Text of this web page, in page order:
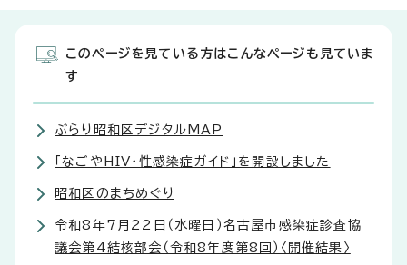
このページを見ている方はこんなページも見ていま
す
ぶらり昭和区デジタルMAP
「なごやHIV・性感染症ガイド」を開設しました
昭和区のまちめぐり
令和8年7月22日（水曜日）名古屋市感染症診査協
議会第4結核部会（令和8年度第8回）〈開催結果〉